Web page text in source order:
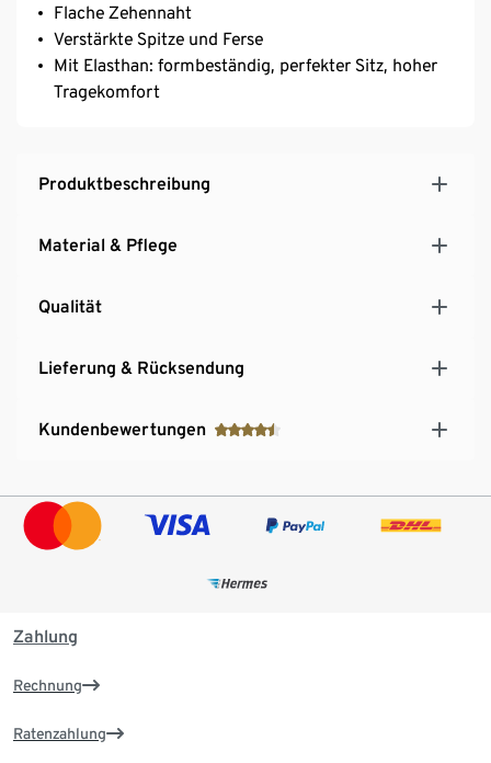
Flache Zehennaht
Verstärkte Spitze und Ferse
Mit Elasthan: formbeständig, perfekter Sitz, hoher
Tragekomfort
Produktbeschreibung
Material & Pflege
Qualität
Lieferung & Rücksendung
Kundenbewertungen
Zahlung
Rechnung
Ratenzahlung